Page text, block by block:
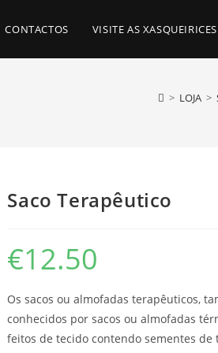
CONTACTOS VISITE AS XASQUEIRICES
> LOJA >
Saco Terapêutico
€12.50
Os sacos ou almofadas terapêuticos,
conhecidos por sacos ou almofadas
feitos de tecido contendo sementes de